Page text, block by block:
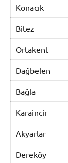
Konacık
Bitez
Ortakent
Dağbelen
Bağla
Karaincir
Akyarlar
Dereköy